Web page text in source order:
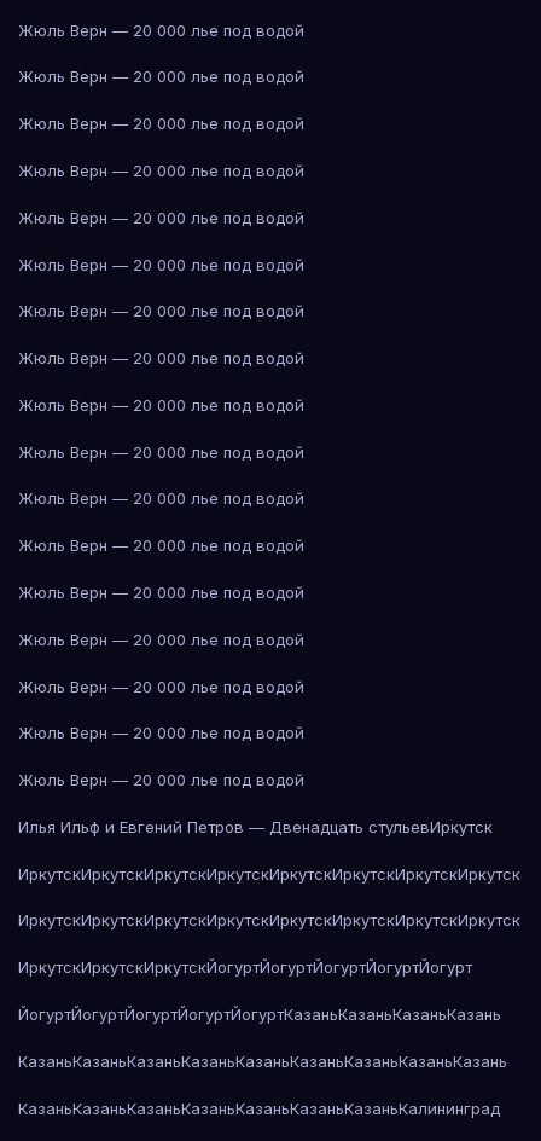
Жюль Верн — 20 000 лье под водой
Жюль Верн — 20 000 лье под водой
Жюль Верн — 20 000 лье под водой
Жюль Верн — 20 000 лье под водой
Жюль Верн — 20 000 лье под водой
Жюль Верн — 20 000 лье под водой
Жюль Верн — 20 000 лье под водой
Жюль Верн — 20 000 лье под водой
Жюль Верн — 20 000 лье под водой
Жюль Верн — 20 000 лье под водой
Жюль Верн — 20 000 лье под водой
Жюль Верн — 20 000 лье под водой
Жюль Верн — 20 000 лье под водой
Жюль Верн — 20 000 лье под водой
Жюль Верн — 20 000 лье под водой
Жюль Верн — 20 000 лье под водой
Жюль Верн — 20 000 лье под водой
Илья Ильф и Евгений Петров — Двенадцать стульевИркутск
ИркутскИркутскИркутскИркутскИркутскИркутскИркутскИркутск
ИркутскИркутскИркутскИркутскИркутскИркутскИркутскИркутск
ИркутскИркутскИркутскЙогуртЙогуртЙогуртЙогуртЙогурт
ЙогуртЙогуртЙогуртЙогуртЙогуртКазаньКазаньКазаньКазань
КазаньКазаньКазаньКазаньКазаньКазаньКазаньКазаньКазань
КазаньКазаньКазаньКазаньКазаньКазаньКазаньКалининград